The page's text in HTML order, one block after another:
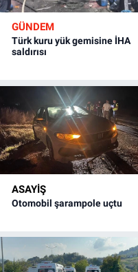
GÜNDEM
Türk kuru yük gemisine İHA
saldırısı
ASAYİŞ
Otomobil şarampole uçtu